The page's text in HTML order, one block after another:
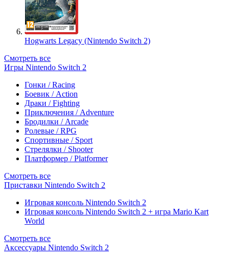
Hogwarts Legacy (Nintendo Switch 2)
Смотреть все
Игры Nintendo Switch 2
Гонки / Racing
Боевик / Action
Драки / Fighting
Приключения / Adventure
Бродилки / Arcade
Ролевые / RPG
Спортивные / Sport
Стрелялки / Shooter
Платформер / Platformer
Смотреть все
Приставки Nintendo Switch 2
Игровая консоль Nintendo Switch 2
Игровая консоль Nintendo Switch 2 + игра Mario Kart
World
Смотреть все
Аксессуары Nintendo Switch 2